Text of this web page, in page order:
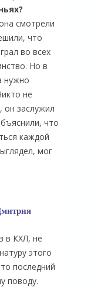
смотрели
что
во всех
Но в
нужно
не
он заслужил
что
каждой
мог
в КХЛ, не
этого
последний
поводу.